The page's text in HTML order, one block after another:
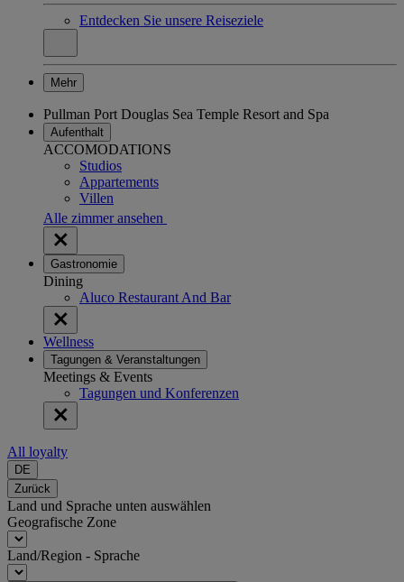
Entdecken Sie unsere Reiseziele
Mehr
Pullman Port Douglas Sea Temple Resort and Spa
Aufenthalt
ACCOMODATIONS
Studios
Appartements
Villen
Alle zimmer ansehen
Gastronomie
Dining
Aluco Restaurant And Bar
Wellness
Tagungen & Veranstaltungen
Meetings & Events
Tagungen und Konferenzen
All loyalty
DE
Zurück
Land und Sprache unten auswählen
Geografische Zone
Land/Region - Sprache